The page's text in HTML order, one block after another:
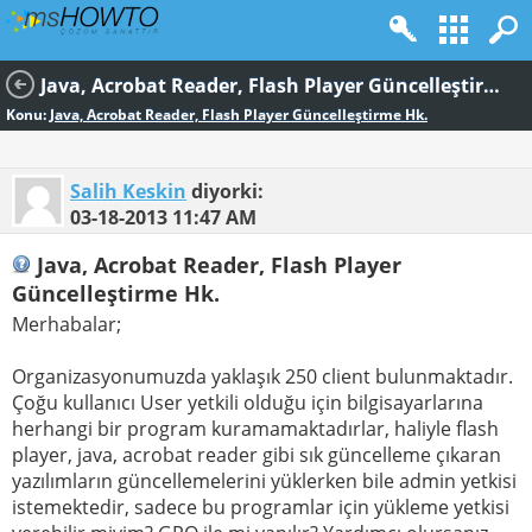
Java, Acrobat Reader, Flash Player Güncelleştirme Hk.
Konu:Java, Acrobat Reader, Flash Player Güncelleştirme Hk.
Salih Keskin diyorki:
03-18-2013 11:47 AM
Java, Acrobat Reader, Flash Player
Güncelleştirme Hk.
Merhabalar;
Organizasyonumuzda yaklaşık 250 client bulunmaktadır.
Çoğu kullanıcı User yetkili olduğu için bilgisayarlarına
herhangi bir program kuramamaktadırlar, haliyle flash
player, java, acrobat reader gibi sık güncelleme çıkaran
yazılımların güncellemelerini yüklerken bile admin yetkisi
istemektedir, sadece bu programlar için yükleme yetkisi